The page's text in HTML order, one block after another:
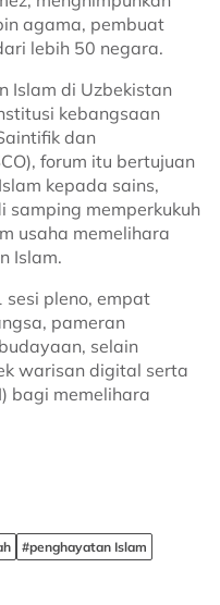
agama, pembuat
lebih 50 negara.
Islam di Uzbekistan
kebangsaan
dan
forum itu bertujuan
kepada sains,
samping memperkukuh
usaha memelihara
Islam.
sesi pleno, empat
pameran
selain
warisan digital serta
bagi memelihara
#penghayatan Islam